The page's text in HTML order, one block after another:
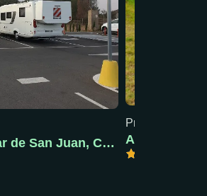
AC Carrefour en Alcázar de San Juan, Ciudad Real
Precio mín: 18 €
AC Pola de